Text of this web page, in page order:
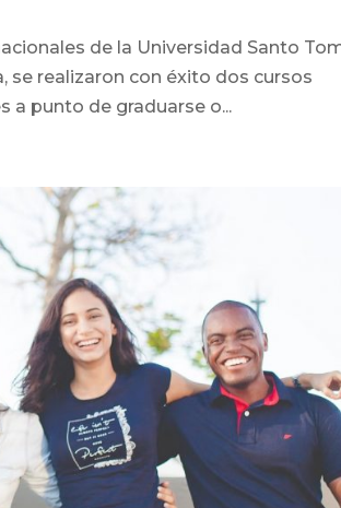
de la Universidad Santo
se realizaron con éxito dos cursos
a punto de graduarse o...